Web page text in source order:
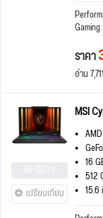
Gaming
ราคา
อ่าน
เปรียบเทียบ
MSI
16
512
15.6